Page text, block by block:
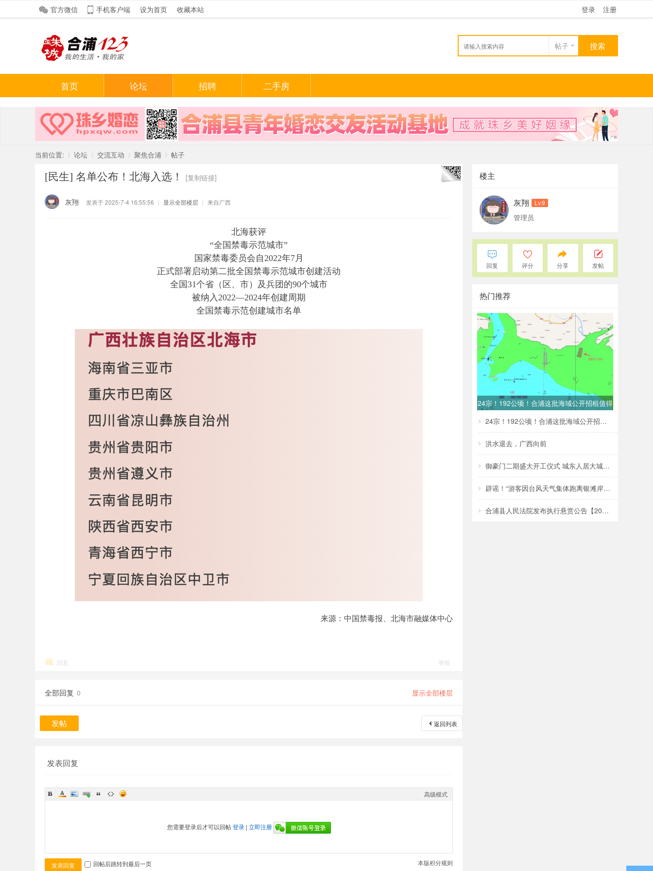
官方微信 手机客户端 设为首页 收藏本站 登录 注册
帖子 搜索
首页 论坛 招聘 二手房
当前位置: 论坛 交流互动 聚焦合浦 帖子
[民生] 名单公布！北海入选！ [复制链接]
灰翔 发表于 2025-7-4 16:55:56 | 显示全部楼层 | 来自广西
北海获评
“全国禁毒示范城市”
国家禁毒委员会自2022年7月
正式部署启动第二批全国禁毒示范城市创建活动
全国31个省（区、市）及兵团的90个城市
被纳入2022—2024年创建周期
全国禁毒示范创建城市名单
来源：中国禁毒报、北海市融媒体中心
回复 举报
全部回复 0 显示全部楼层
返回列表
发帖
发表回复
高级模式
您需要登录后才可以回帖登录| 立即注册
本版积分规则
发表回复 回帖后跳转到最后一页
楼主
灰翔 Lv.9
管理员
回复 评分 分享 发帖
热门推荐
24宗！192公顷！合浦这批海域公开招租值得
24宗！192公顷！合浦这批海域公开招租值得
洪水退去，广西向前
御豪门二期盛大开工仪式 城东人居大城再启
辟谣！“游客因台风天气集体跑离银滩岸边”
合浦县人民法院发布执行悬赏公告【2026年第